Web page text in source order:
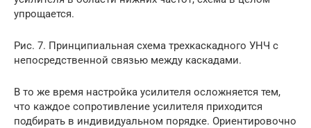
упрощается.
Рис. 7. Принципиальная схема трехкаскадного УНЧ с
непосредственной связью между каскадами.
В то же время настройка усилителя осложняется тем,
что каждое сопротивление усилителя приходится
подбирать в индивидуальном порядке. Ориентировочно